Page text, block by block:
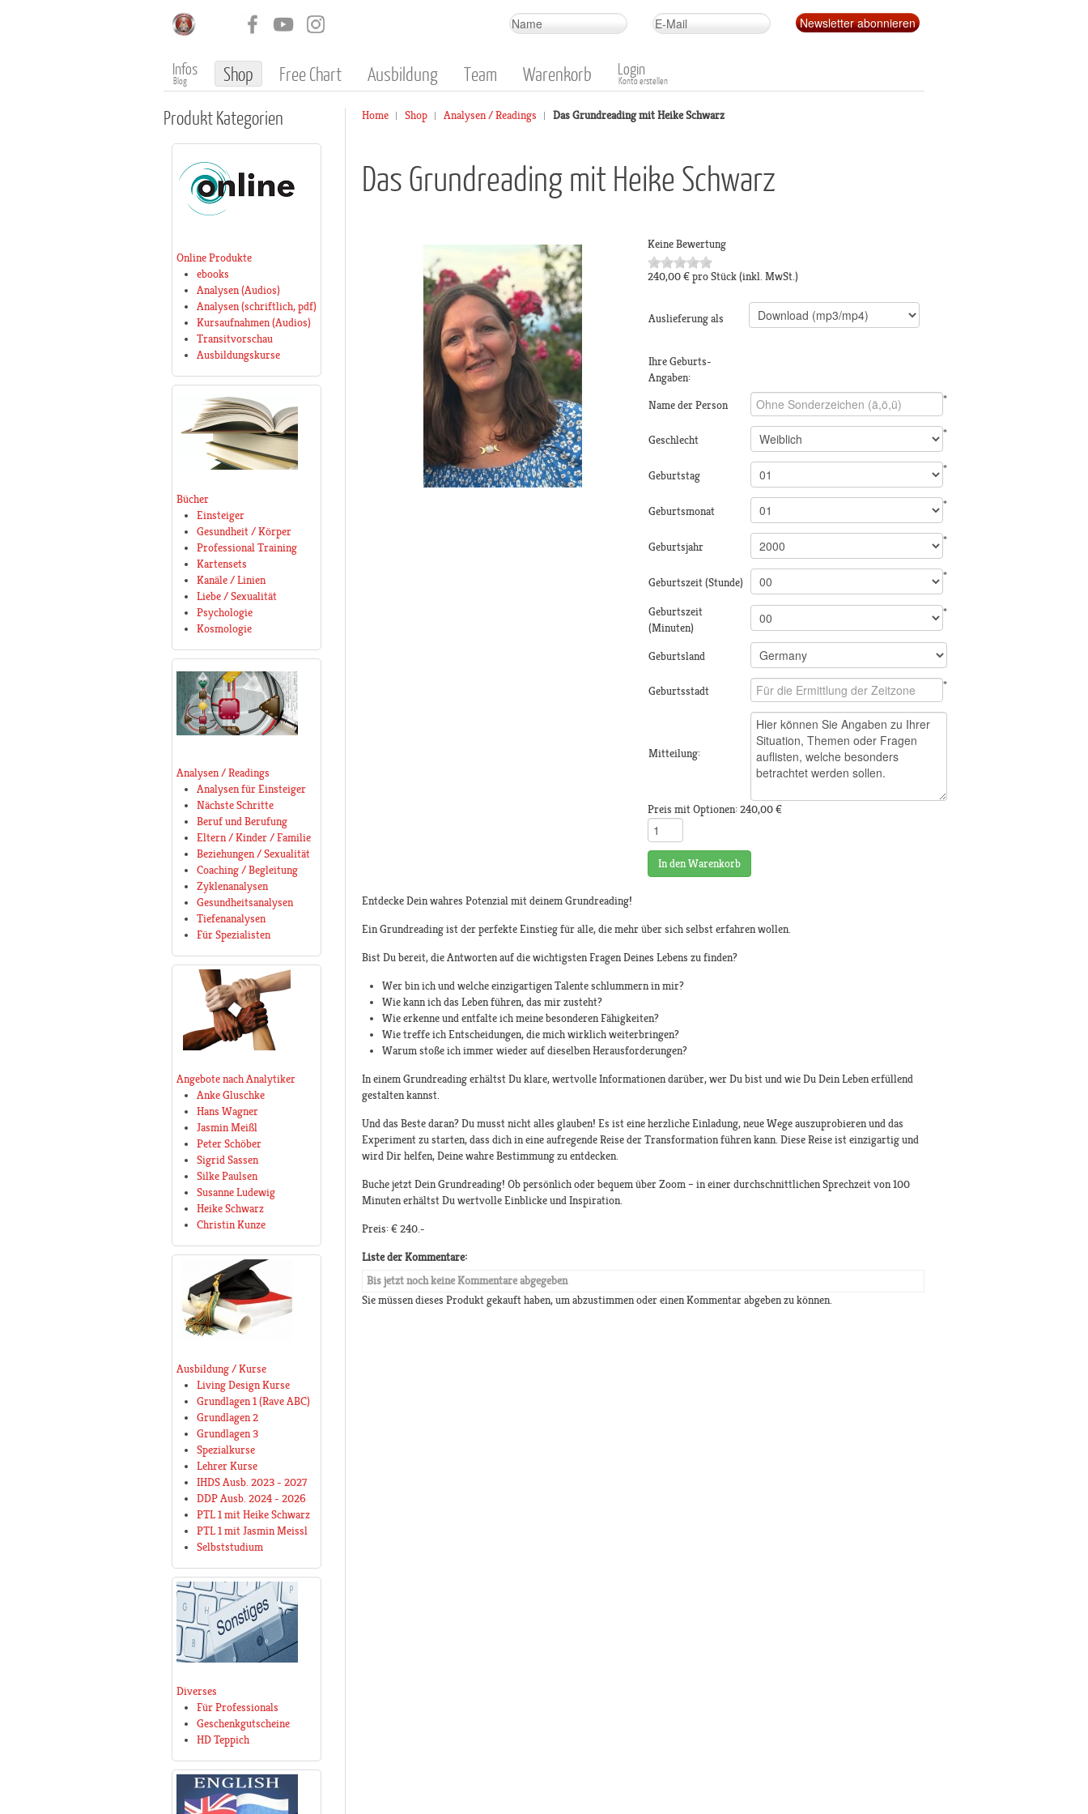
Infos
Blog Shop Free Chart Ausbildung Team Warenkorb Login
Konto erstellen
Home Shop Analysen / Readings Das Grundreading mit Heike Schwarz
Das Grundreading mit Heike Schwarz
Keine Bewertung
240,00 € pro Stück(inkl. MwSt.)
Auslieferung als
Ihre Geburts-
Angaben:
Name der Person
*
Geschlecht *
Geburtstag *
Geburtsmonat *
Geburtsjahr *
Geburtszeit (Stunde) *
Geburtszeit
(Minuten)
*
Geburtsland
Geburtsstadt *
Mitteilung:
Preis mit Optionen: 240,00 €
In den Warenkorb
Entdecke Dein wahres Potenzial mit deinem Grundreading!
Ein Grundreading ist der perfekte Einstieg für alle, die mehr über sich selbst erfahren wollen.
Bist Du bereit, die Antworten auf die wichtigsten Fragen Deines Lebens zu finden?
Wer bin ich und welche einzigartigen Talente schlummern in mir?
Wie kann ich das Leben führen, das mir zusteht?
Wie erkenne und entfalte ich meine besonderen Fähigkeiten?
Wie treffe ich Entscheidungen, die mich wirklich weiterbringen?
Warum stoße ich immer wieder auf dieselben Herausforderungen?
In einem Grundreading erhältst Du klare, wertvolle Informationen darüber, wer Du bist und wie Du Dein Leben erfüllend
gestalten kannst.
Und das Beste daran? Du musst nicht alles glauben! Es ist eine herzliche Einladung, neue Wege auszuprobieren und das
Experiment zu starten, dass dich in eine aufregende Reise der Transformation führen kann. Diese Reise ist einzigartig und
wird Dir helfen, Deine wahre Bestimmung zu entdecken.
Buche jetzt Dein Grundreading! Ob persönlich oder bequem über Zoom – in einer durchschnittlichen Sprechzeit von 100
Minuten erhältst Du wertvolle Einblicke und Inspiration.
Preis: € 240.-
Liste der Kommentare:
Bis jetzt noch keine Kommentare abgegeben
Sie müssen dieses Produkt gekauft haben, um abzustimmen oder einen Kommentar abgeben zu können.
ProduktKategorien
Online Produkte
ebooks
Analysen (Audios)
Analysen (schriftlich, pdf)
Kursaufnahmen (Audios)
Transitvorschau
Ausbildungskurse
Bücher
Einsteiger
Gesundheit / Körper
Professional Training
Kartensets
Kanäle / Linien
Liebe / Sexualität
Psychologie
Kosmologie
Analysen / Readings
Analysen für Einsteiger
Nächste Schritte
Beruf und Berufung
Eltern / Kinder / Familie
Beziehungen / Sexualität
Coaching / Begleitung
Zyklenanalysen
Gesundheitsanalysen
Tiefenanalysen
Für Spezialisten
Angebote nach Analytiker
Anke Gluschke
Hans Wagner
Jasmin Meißl
Peter Schöber
Sigrid Sassen
Silke Paulsen
Susanne Ludewig
Heike Schwarz
Christin Kunze
Ausbildung / Kurse
Living Design Kurse
Grundlagen 1 (Rave ABC)
Grundlagen 2
Grundlagen 3
Spezialkurse
Lehrer Kurse
IHDS Ausb. 2023 - 2027
DDP Ausb. 2024 - 2026
PTL 1 mit Heike Schwarz
PTL 1 mit Jasmin Meissl
Selbststudium
Diverses
Für Professionals
Geschenkgutscheine
HD Teppich